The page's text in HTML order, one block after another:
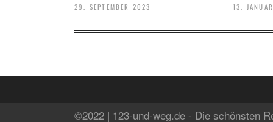
29. SEPTEMBER 2023 13.
©2022 | 123-und-weg.de - Die schönsten